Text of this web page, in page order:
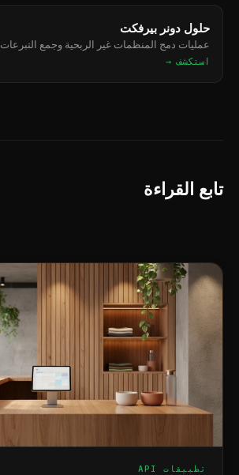
حلول دونر بيرفكت
عمليات دمج المنظمات غير الربحية وجمع التبرعات
استكشف →
تابع القراءة
تطبيقات API